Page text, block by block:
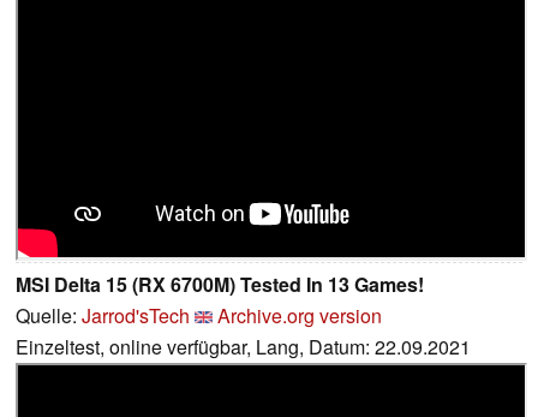
MSI Delta 15 (RX 6700M) Tested In 13 Games!
Quelle: Jarrod'sTech
Archive.org version
Einzeltest, online verfügbar, Lang, Datum: 22.09.2021